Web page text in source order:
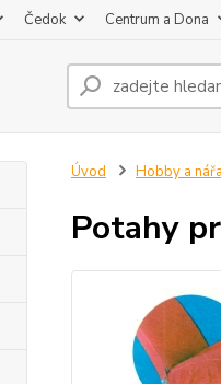
Čedok Centrum a Dona
Úvod Hobby a
Potahy